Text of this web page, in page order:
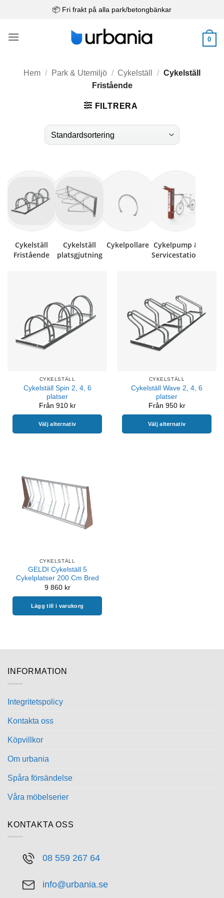
📦 Fri frakt på alla park/betongbänkar
0
Hem / Park & Utemiljö / Cykelställ / Cykelställ
Fristående
FILTRERA
Cykelställ
Fristående
Cykelställ
platsgjutning
Cykelpollare Cykelpump &
Servicestation
CYKELSTÄLL
Cykelställ Spin 2, 4, 6
platser
Från 910 kr
Välj alternativ
flera
varianter.
De
olika
alternativen
produktsidan
CYKELSTÄLL
Cykelställ Wave 2, 4, 6
platser
Från 950 kr
Välj alternativ
CYKELSTÄLL
GELDI Cykelställ 5
Cykelplatser 200 Cm Bred
9 860 kr
Lägg till i varukorg
INFORMATION
Integritetspolicy
Kontakta oss
Köpvillkor
Om urbania
Spåra försändelse
Våra möbelserier
KONTAKTA OSS
08 559 267 64
info@urbania.se